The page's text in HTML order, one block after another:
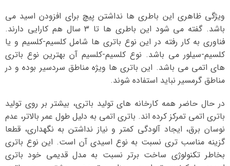
ویژگی ظاهری این باطری ها نداشتن پیچ برای افزودن اسید می
باشد. گفته می شود این باطری ها تا 3 سال هم کارایی دارند.
فناوری به کار رفته در این نوع باتری ها شامل کلسیم-کلسیم و یا
کلسیم-سیلور می باشد. نوع کلسیم-کلسیم آن بهترین نوع باتری
های اتمی می باشد. این باتری ها ویژه مناطق سردسیر بوده و در
مناطق گرمسیر نباید استفاده شوند.
در حال حاضر همه کارخانه های تولید باتری، بیشتر بر روی تولید
باتری اتمی تمرکز کرده اند. باتری اتمی به دلیل طول عمر بالاتر، عدم
نوسان برق، ایجاد آلودگی کمتر و نیاز نداشتن به نگهداری، قطعا
گزینه مناسب تری نسبت به نوع اسیدی آن است. این نوع باتری
بخاطر تکنولوژی ساخت برتر نسبت به مدل قدیمی خود باتری